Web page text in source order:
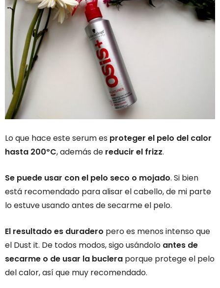
Lo que hace este serum es proteger el pelo del calor
hasta 200ºC, además de reducir el frizz.
Se puede usar con el pelo seco o mojado. Si bien
está recomendado para alisar el cabello, de mi parte
lo estuve usando antes de secarme el pelo.
El resultado es duradero pero es menos intenso que
el Dust it. De todos modos, sigo usándolo antes de
secarme o de usar la buclera porque protege el pelo
del calor, así que muy recomendado.